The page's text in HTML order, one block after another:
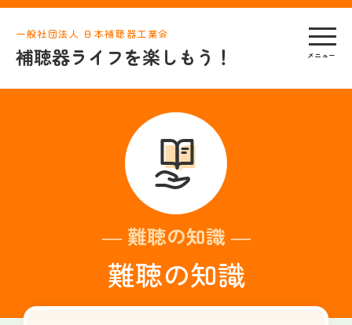
一般社団法人 日本補聴器工業会
補聴器ライフを楽しもう！
― 難聴の知識 ―
難聴の知識